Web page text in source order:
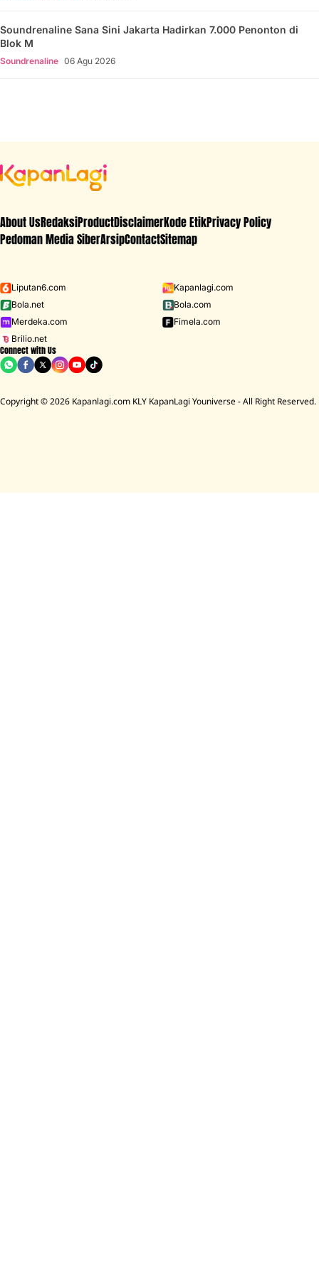
Soundrenaline Sana Sini Jakarta Hadirkan 7.000 Penonton di
Blok M
Soundrenaline 06 Agu 2026
About UsRedaksiProductDisclaimerKode EtikPrivacy Policy
Pedoman Media SiberArsipContactSitemap
Liputan6.com
Kapanlagi.com
Bola.net
Bola.com
Merdeka.com
Fimela.com
Brilio.net
Connect with Us
Copyright © 2026 Kapanlagi.com KLY KapanLagi Youniverse - All Right Reserved.